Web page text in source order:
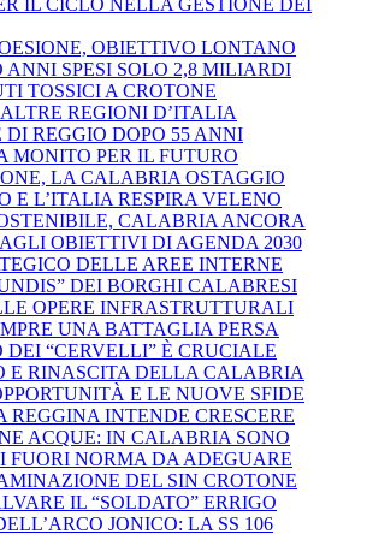
IL CICLO NELLA GESTIONE DEI
OBIETTIVO LONTANO
ANNI SPESI SOLO 2,8 MILIARDI
TOSSICI A CROTONE
REGIONI D’ITALIA
REGGIO DOPO 55 ANNI
MONITO PER IL FUTURO
LA CALABRIA OSTAGGIO
E L’ITALIA RESPIRA VELENO
CALABRIA ANCORA
OBIETTIVI DI AGENDA 2030
DELLE AREE INTERNE
DEI BORGHI CALABRESI
OPERE INFRASTRUTTURALI
UNA BATTAGLIA PERSA
DEI “CERVELLI” È CRUCIALE
E RINASCITA DELLA CALABRIA
E LE NUOVE SFIDE
REGGINA INTENDE CRESCERE
ACQUE: IN CALABRIA SONO
FUORI NORMA DA ADEGUARE
DEL SIN CROTONE
IL “SOLDATO” ERRIGO
JONICO: LA SS 106